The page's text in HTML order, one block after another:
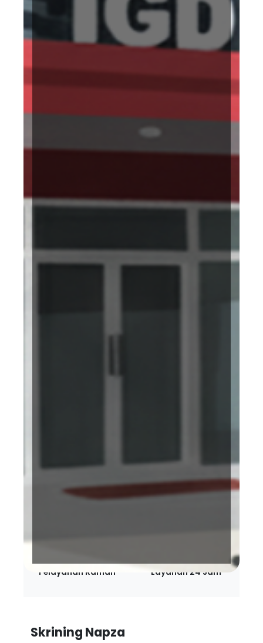
Terakreditasi KARS
Pelayanan Ramah Layanan 24 Jam
Skrining Napza